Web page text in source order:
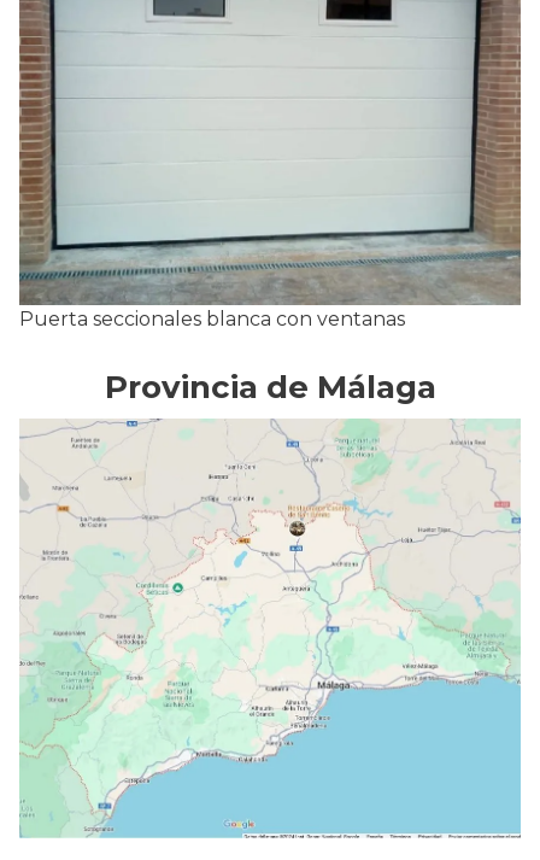
Puerta seccionales blanca con ventanas
Provincia de Málaga